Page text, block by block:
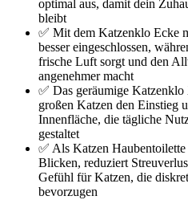
optimal aus, damit dein
bleibt
✅ Mit dem Katzenklo Ecke
besser eingeschlossen,
frische Luft sorgt und den
angenehmer macht
✅ Das geräumige
großen Katzen den Einstieg
Innenfläche, die tägliche
gestaltet
✅ Als Katzen
Blicken, reduziert
Gefühl für Katzen, die
bevorzugen